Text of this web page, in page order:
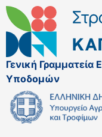
Γενική
Υποδομών